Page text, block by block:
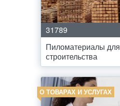
31789
Пиломатериалы для
строительства
О ТОВАРАХ И УСЛУГАХ